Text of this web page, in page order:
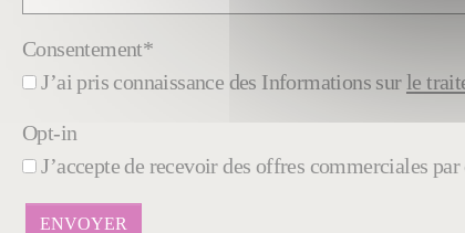
Consentement*
J’ai pris connaissance des Informations surle
Opt-in
J’accepte de recevoir des offres commerciales